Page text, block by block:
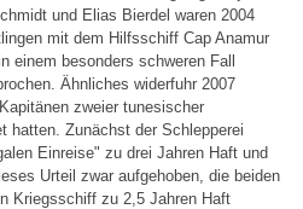
und Elias Bierdel waren 2004
mit dem Hilfsschiff Cap Anamur
einem besonders schweren Fall
Ähnliches widerfuhr 2007
zweier tunesischer
hatten. Zunächst der Schlepperei
Einreise" zu drei Jahren Haft und
Urteil zwar aufgehoben, die beiden
Kriegsschiff zu 2,5 Jahren Haft